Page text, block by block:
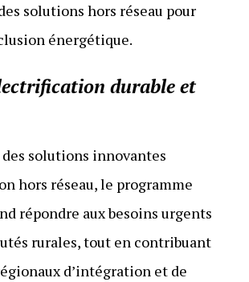
solutions hors réseau pour
énergétique.
durable et
solutions innovantes
hors réseau, le programme
répondre aux besoins urgents
rurales, tout en contribuant
d’intégration et de